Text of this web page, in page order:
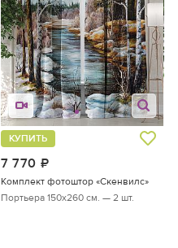
7 770
КУПИТЬ
Комплект фотоштор «Скенвилс»
Портьера 150х260 см. — 2 шт.